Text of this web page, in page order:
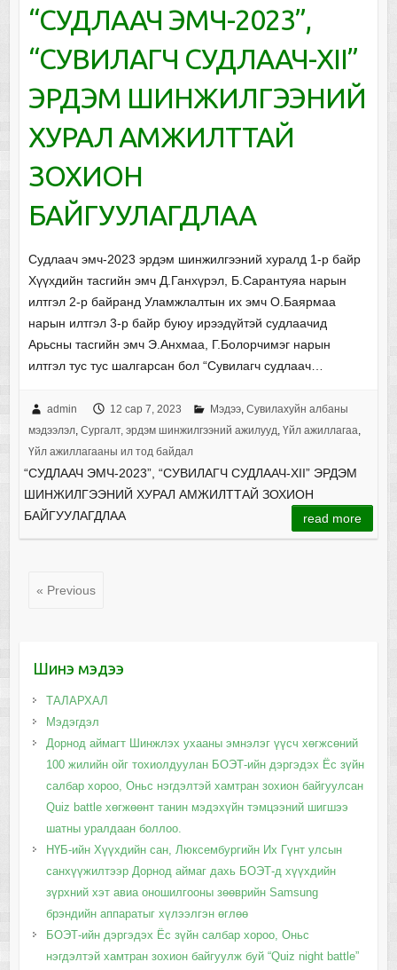
“СУДЛААЧ ЭМЧ-2023”,
“СУВИЛАГЧ СУДЛААЧ-XII”
ЭРДЭМ ШИНЖИЛГЭЭНИЙ
ХУРАЛ АМЖИЛТТАЙ
ЗОХИОН
БАЙГУУЛАГДЛАА
Судлаач эмч-2023 эрдэм шинжилгээний хуралд 1-р байр
Хүүхдийн тасгийн эмч Д.Ганхүрэл, Б.Сарантуяа нарын
илтгэл 2-р байранд Уламжлалтын их эмч О.Баярмаа
нарын илтгэл 3-р байр буюу ирээдүйтэй судлаачид
Арьсны тасгийн эмч Э.Анхмаа, Г.Болорчимэг нарын
илтгэл тус тус шалгарсан бол “Сувилагч судлаач…
admin 12 сар 7, 2023 Мэдээ, Сувилахуйн албаны
мэдээлэл, Сургалт, эрдэм шинжилгээний ажилууд, Үйл ажиллагаа,
Үйл ажиллагааны ил тод байдал
“СУДЛААЧ ЭМЧ-2023”, “СУВИЛАГЧ СУДЛААЧ-XII” ЭРДЭМ
ШИНЖИЛГЭЭНИЙ ХУРАЛ АМЖИЛТТАЙ ЗОХИОН
БАЙГУУЛАГДЛАА
read more
« Previous
Шинэ мэдээ
ТАЛАРХАЛ
Мэдэгдэл
Дорнод аймагт Шинжлэх ухааны эмнэлэг үүсч хөгжсөний
100 жилийн ойг тохиолдуулан БОЭТ-ийн дэргэдэх Ёс зүйн
салбар хороо, Оньс нэгдэлтэй хамтран зохион байгуулсан
Quiz battle хөгжөөнт танин мэдэхүйн тэмцээний шигшээ
шатны уралдаан боллоо.
НҮБ-ийн Хүүхдийн сан, Люксембургийн Их Гүнт улсын
санхүүжилтээр Дорнод аймаг дахь БОЭТ-д хүүхдийн
зүрхний хэт авиа оношилгооны зөөврийн Samsung
брэндийн аппаратыг хүлээлгэн өглөө
БОЭТ-ийн дэргэдэх Ёс зүйн салбар хороо, Оньс
нэгдэлтэй хамтран зохион байгуулж буй “Quiz night battle”